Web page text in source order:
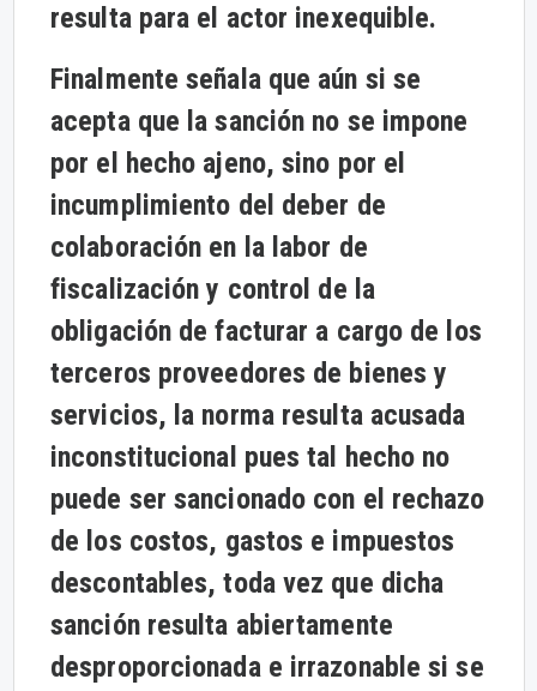
resulta para el actor inexequible.
Finalmente señala que aún si se
acepta que la sanción no se impone
por el hecho ajeno, sino por el
incumplimiento del deber de
colaboración en la labor de
fiscalización y control de la
obligación de facturar a cargo de los
terceros proveedores de bienes y
servicios, la norma resulta acusada
inconstitucional pues tal hecho no
puede ser sancionado con el rechazo
de los costos, gastos e impuestos
descontables, toda vez que dicha
sanción resulta abiertamente
desproporcionada e irrazonable si se